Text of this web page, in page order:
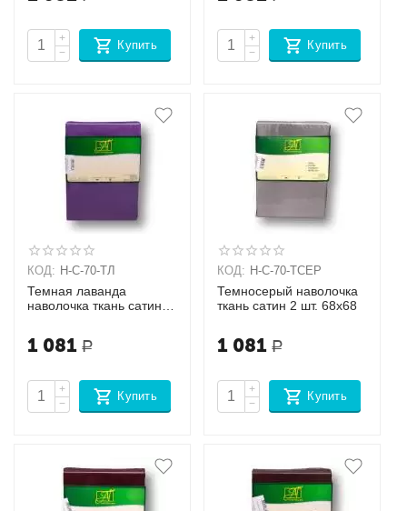
+
−
Купить
+
−
Купить
КОД: Н-С-70-ТЛ
Темная лаванда
наволочка ткань сатин 2
1 081 Р
+
−
Купить
КОД: Н-С-70-ТСЕР
Темносерый наволочка
ткань сатин 2 шт. 68х68
1 081 Р
+
−
Купить